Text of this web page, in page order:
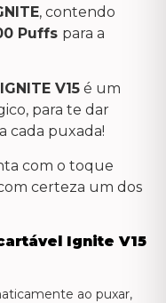
, contendo
Puffs para a
V15 é um
para te dar
cada puxada!
com o toque
certeza um dos
Ignite V15
ao puxar,